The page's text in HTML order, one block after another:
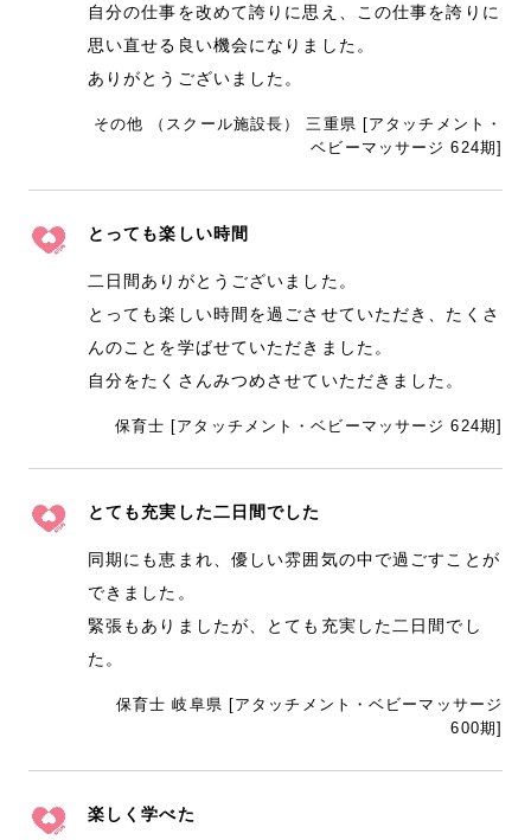
自分の仕事を改めて誇りに思え、この仕事を誇りに
思い直せる良い機会になりました。
ありがとうございました。
その他 （スクール施設長） 三重県 [アタッチメント・
ベビーマッサージ 624期]
とっても楽しい時間
二日間ありがとうございました。
とっても楽しい時間を過ごさせていただき、たくさ
んのことを学ばせていただきました。
自分をたくさんみつめさせていただきました。
保育士 [アタッチメント・ベビーマッサージ 624期]
とても充実した二日間でした
同期にも恵まれ、優しい雰囲気の中で過ごすことが
できました。
緊張もありましたが、とても充実した二日間でし
た。
保育士 岐阜県 [アタッチメント・ベビーマッサージ
600期]
楽しく学べた